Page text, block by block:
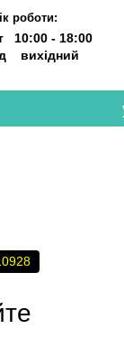
роботи:
10:00 - 18:00
вихідний